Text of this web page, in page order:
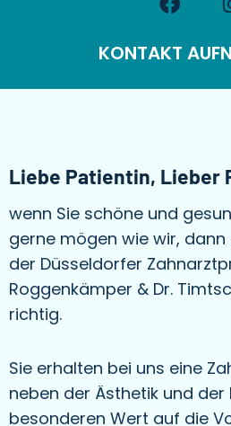
KONTAKT
Liebe Patientin, Lieber
wenn Sie schöne und
gerne mögen wie wir, dann
der Düsseldorfer
Roggenkämper & Dr.
richtig.
Sie erhalten bei uns eine
neben der Ästhetik und der
besonderen Wert auf die